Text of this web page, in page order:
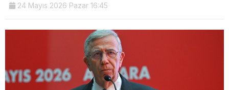
24 Mayıs 2026 Pazar 16:45